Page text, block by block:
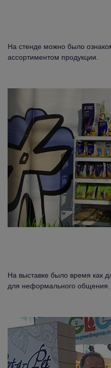
На стенде можно было
ассортиментом продукции.
На выставке было время как
для неформального общения.